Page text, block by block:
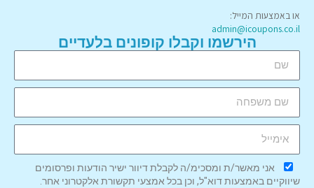
או באמצעות המייל:
admin@icoupons.co.il
הירשמו וקבלו קופונים בלעדיים
אני מאשר/ת ומסכימ/ה לקבלת דיוור ישיר הודעות ופרסומים
שיווקיים באמצעות דוא"ל, וכן בכל אמצעי תקשורת אלקטרוני אחר.